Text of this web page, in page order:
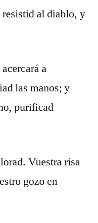
resistid al diablo, y
a
las manos; y
purificad
Vuestra risa
gozo en